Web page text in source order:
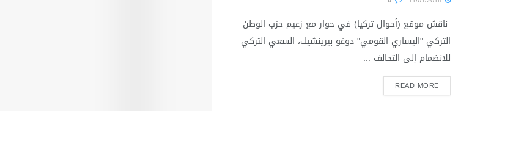
ناقش موقع (أحوال تركيا) في حوار مع زعيم حزب الوطن
التركي "اليساري القومي" دوغو بيرينشيك، السعي التركي
للانضمام إلى التحالف ...
READ MORE